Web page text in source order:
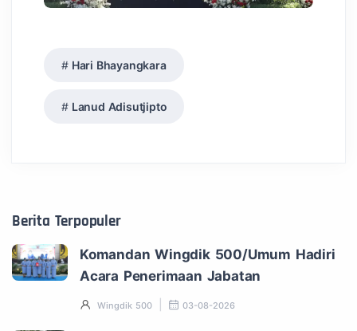
Hari Bhayangkara
Lanud Adisutjipto
Berita Terpopuler
Komandan Wingdik 500/Umum Hadiri
Acara Penerimaan Jabatan
Wingdik 500 03-08-2026